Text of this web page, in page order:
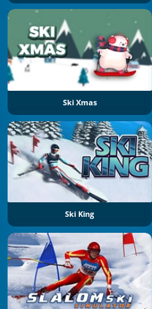
Ski Xmas
Ski King